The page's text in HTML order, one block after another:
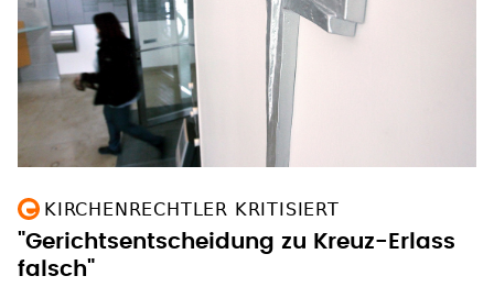
KIRCHENRECHTLER KRITISIERT
"Gerichtsentscheidung zu Kreuz-Erlass
falsch"